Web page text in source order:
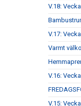
V.18:
V.17:
Varmt
V.16:
V.15: